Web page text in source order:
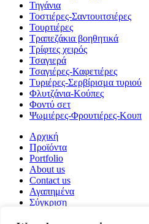
Τηγάνια
Τοστιέρες-Σαντουιτσιέρες
Τουρτιέρες
Τραπεζάκια βοηθητικά
Τρίφτες χειρός
Τσαγιερά
Τσαγιέρες-Καφετιέρες
Τυριέρες-Σερβίρισμα τυριού
Φλυτζάνια-Κούπες
Φοντύ σετ
Ψωμιέρες-Φρουτιέρες-Κουπ
Αρχική
Προϊόντα
Portfolio
About us
Contact us
Αγαπημένα
Σύγκριση